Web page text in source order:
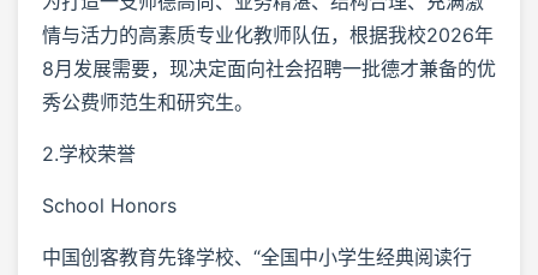
情与活力的高素质专业化教师队伍，根据我校2026年
8月发展需要，现决定面向社会招聘一批德才兼备的优
秀公费师范生和研究生。
2.学校荣誉
School Honors
中国创客教育先锋学校、“全国中小学生经典阅读行